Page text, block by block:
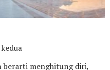
berarti menghitung diri,